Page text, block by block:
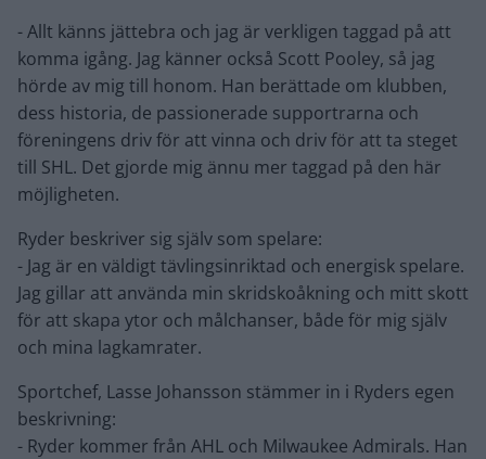
- Allt känns jättebra och jag är verkligen taggad på att
komma igång. Jag känner också Scott Pooley, så jag
hörde av mig till honom. Han berättade om klubben,
dess historia, de passionerade supportrarna och
föreningens driv för att vinna och driv för att ta steget
till SHL. Det gjorde mig ännu mer taggad på den här
möjligheten.
Ryder beskriver sig själv som spelare:
- Jag är en väldigt tävlingsinriktad och energisk spelare.
Jag gillar att använda min skridskoåkning och mitt skott
för att skapa ytor och målchanser, både för mig själv
och mina lagkamrater.
Sportchef, Lasse Johansson stämmer in i Ryders egen
beskrivning:
- Ryder kommer från AHL och Milwaukee Admirals. Han